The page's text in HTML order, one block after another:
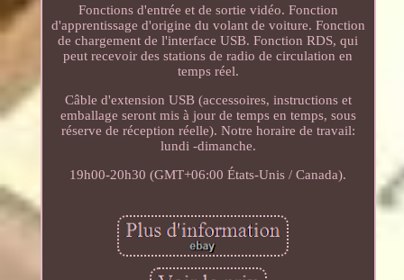
Fonctions d'entrée et de sortie vidéo. Fonction
d'apprentissage d'origine du volant de voiture. Fonction
de chargement de l'interface USB. Fonction RDS, qui
peut recevoir des stations de radio de circulation en
temps réel.
Câble d'extension USB (accessoires, instructions et
emballage seront mis à jour de temps en temps, sous
réserve de réception réelle). Notre horaire de travail:
lundi -dimanche.
19h00-20h30 (GMT+06:00 États-Unis / Canada).